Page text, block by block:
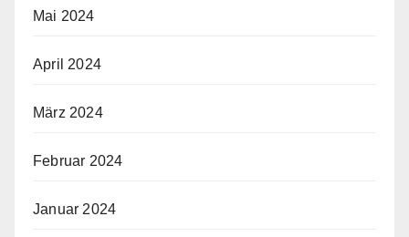
Mai 2024
April 2024
März 2024
Februar 2024
Januar 2024